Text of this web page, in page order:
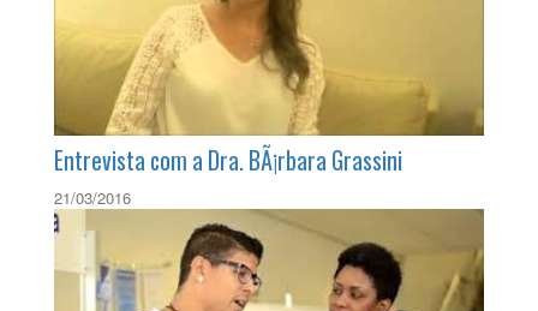
em homenagem Ã s mÃ£es telefÃ´nicas
15/05/2018